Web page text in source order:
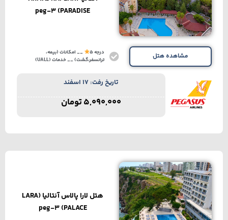
PARADISE) peg-3
مشاهده هتل درجه 5
__ امکانات (بیمه،
ترانسفر،گشت) __ خدمات (UALL)
تاریخ رفت: 17 اسفند
5,090,000تومان
هتل لارا پالاس آنتالیا (LARA
PALACE) peg-3